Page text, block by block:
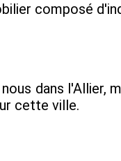
composé
dans l'Allier,
cette ville.